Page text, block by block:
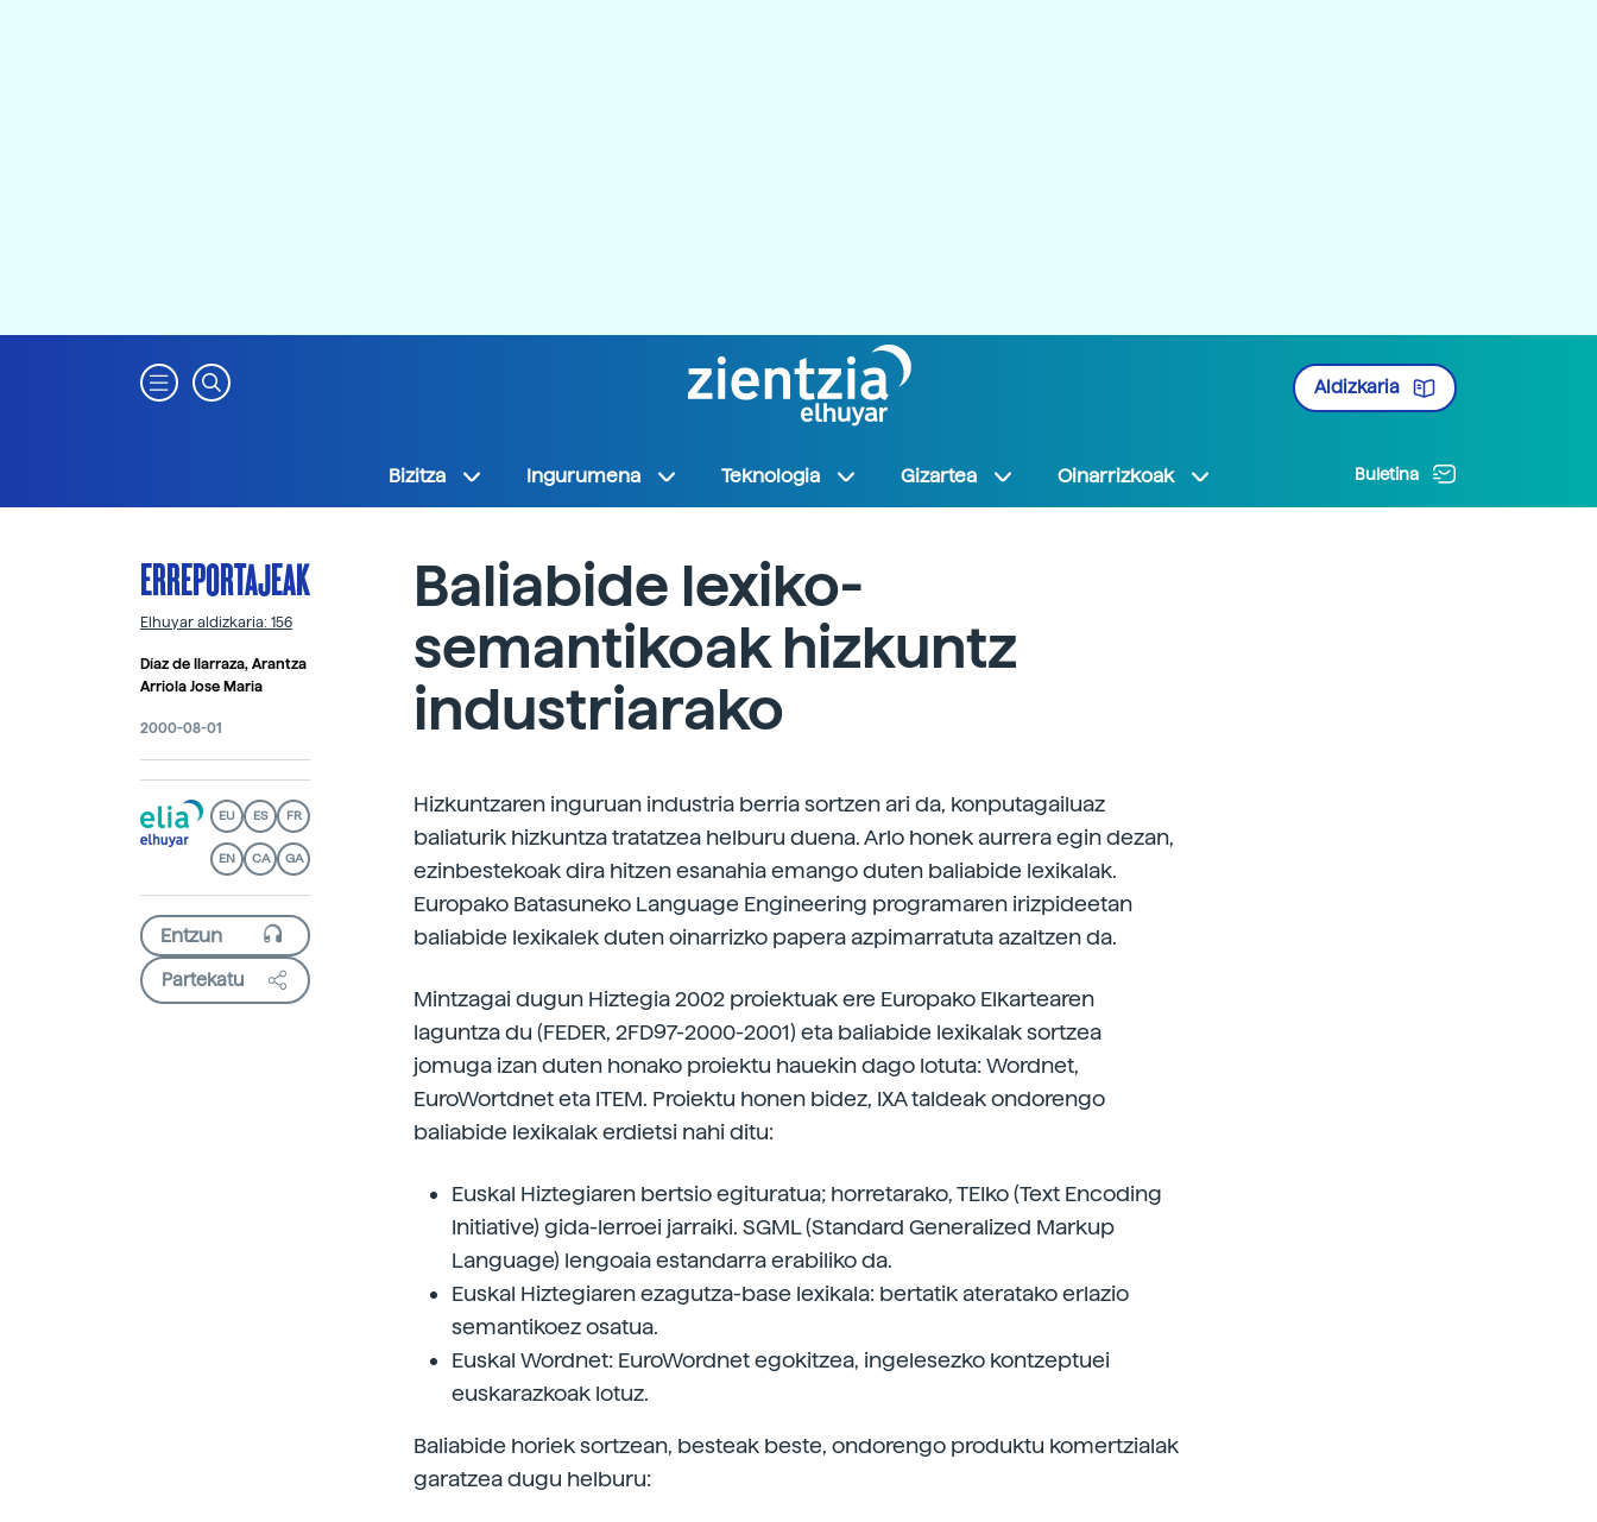
Aldizkaria
Bizitza Ingurumena Teknologia Gizartea Oinarrizkoak Buletina
ERREPORTAJEAK
Elhuyar aldizkaria: 156
Díaz de Ilarraza, Arantza
Arriola Jose Maria
2000-08-01
EU ES FR
EN CA GA
Partekatu
Baliabide lexiko-
semantikoak hizkuntz
industriarako
Hizkuntzaren inguruan industria berria sortzen ari da, konputagailuaz
baliaturik hizkuntza tratatzea helburu duena. Arlo honek aurrera egin dezan,
ezinbestekoak dira hitzen esanahia emango duten baliabide lexikalak.
Europako Batasuneko Language Engineering programaren irizpideetan
baliabide lexikalek duten oinarrizko papera azpimarratuta azaltzen da.
Mintzagai dugun Hiztegia 2002 proiektuak ere Europako Elkartearen
laguntza du (FEDER, 2FD97-2000-2001) eta baliabide lexikalak sortzea
jomuga izan duten honako proiektu hauekin dago lotuta: Wordnet,
EuroWortdnet eta ITEM. Proiektu honen bidez, IXA taldeak ondorengo
baliabide lexikalak erdietsi nahi ditu:
Euskal Hiztegiaren bertsio egituratua; horretarako, TEIko (Text Encoding
Initiative) gida-lerroei jarraiki. SGML (Standard Generalized Markup
Language) lengoaia estandarra erabiliko da.
Euskal Hiztegiaren ezagutza-base lexikala: bertatik ateratako erlazio
semantikoez osatua.
Euskal Wordnet: EuroWordnet egokitzea, ingelesezko kontzeptuei
euskarazkoak lotuz.
Baliabide horiek sortzean, besteak beste, ondorengo produktu komertzialak
garatzea dugu helburu: